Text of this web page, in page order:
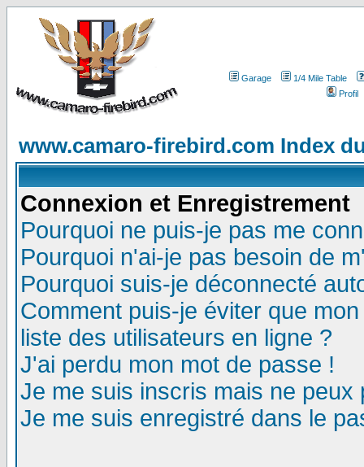
Garage
1/4 Mile Table
Profil
www.camaro-firebird.com Index
Connexion et Enregistrement
Pourquoi ne puis-je pas me
Pourquoi n'ai-je pas besoin de
Pourquoi suis-je déconnecté
Comment puis-je éviter que
liste des utilisateurs en ligne ?
J'ai perdu mon mot de passe !
Je me suis inscris mais ne peux
Je me suis enregistré dans le